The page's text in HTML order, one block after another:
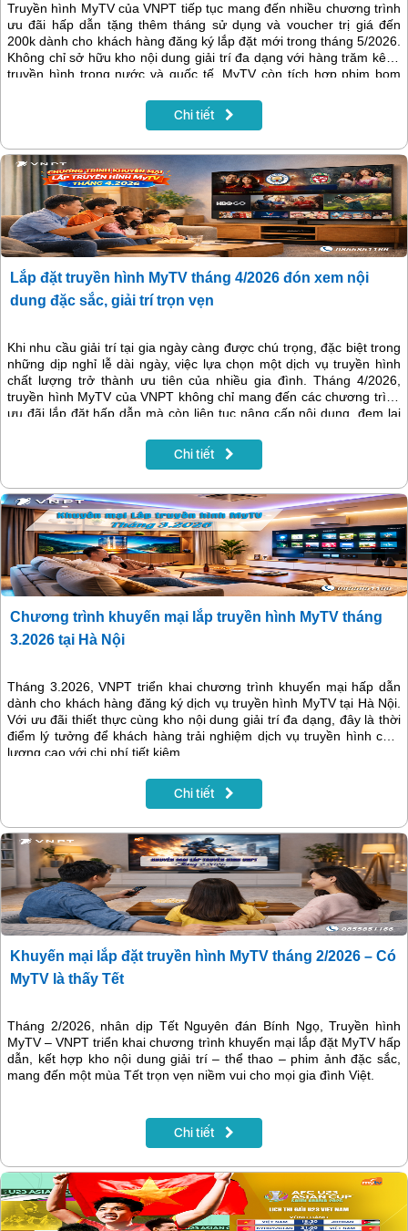
Truyền hình MyTV của VNPT tiếp tục mang đến nhiều chương trình
ưu đãi hấp dẫn tặng thêm tháng sử dụng và voucher trị giá đến
200k dành cho khách hàng đăng ký lắp đặt mới trong tháng 5/2026.
Không chỉ sở hữu kho nội dung giải trí đa dạng với hàng trăm kênh
truyền hình trong nước và quốc tế, MyTV còn tích hợp phim bom
trên tivi. Đây là lựa chọn phù hợp cho mọi gia đình muốn tận hưởng
không gian giải trí chất lượng với chi phí tiết kiệm.
Chi tiết
Lắp đặt truyền hình MyTV tháng 4/2026 đón xem nội
dung đặc sắc, giải trí trọn vẹn
Khi nhu cầu giải trí tại gia ngày càng được chú trọng, đặc biệt trong
những dịp nghỉ lễ dài ngày, việc lựa chọn một dịch vụ truyền hình
chất lượng trở thành ưu tiên của nhiều gia đình. Tháng 4/2026,
truyền hình MyTV của VNPT không chỉ mang đến các chương trình
ưu đãi lắp đặt hấp dẫn mà còn liên tục nâng cấp nội dung, đem lại
Chi tiết
Chương trình khuyến mại lắp truyền hình MyTV tháng
3.2026 tại Hà Nội
Tháng 3.2026, VNPT triển khai chương trình khuyến mại hấp dẫn
dành cho khách hàng đăng ký dịch vụ truyền hình MyTV tại Hà Nội.
Với ưu đãi thiết thực cùng kho nội dung giải trí đa dạng, đây là thời
điểm lý tưởng để khách hàng trải nghiệm dịch vụ truyền hình chất
lượng cao với chi phí tiết kiệm.
Chi tiết
Khuyến mại lắp đặt truyền hình MyTV tháng 2/2026 – Có
MyTV là thấy Tết
Tháng 2/2026, nhân dịp Tết Nguyên đán Bính Ngọ, Truyền hình
MyTV – VNPT triển khai chương trình khuyến mại lắp đặt MyTV hấp
dẫn, kết hợp kho nội dung giải trí – thể thao – phim ảnh đặc sắc,
mang đến một mùa Tết trọn vẹn niềm vui cho mọi gia đình Việt.
Chi tiết